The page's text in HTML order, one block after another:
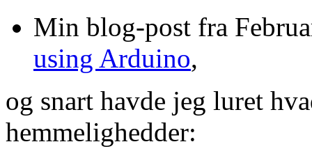
Min blog-post fra
using Arduino,
og snart havde jeg luret
hemmelighedder: